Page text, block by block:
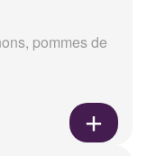
pommes de